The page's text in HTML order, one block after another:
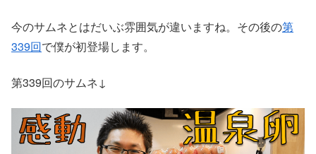
今のサムネとはだいぶ雰囲気が違いますね。その後の第
339回で僕が初登場します。
第339回のサムネ↓